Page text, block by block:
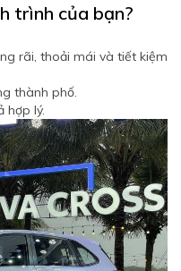
trình của bạn?
rãi, thoải mái và tiết kiệm
thành phố.
hợp lý.